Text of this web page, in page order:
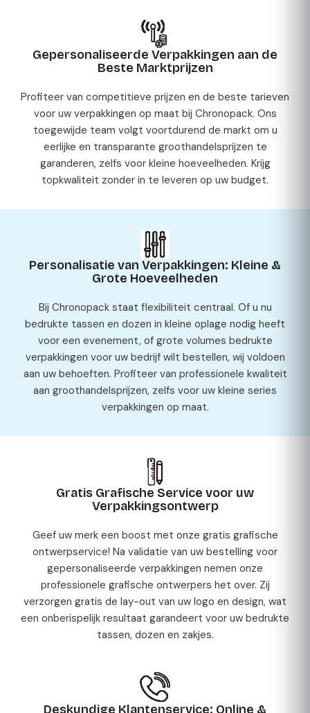
Gepersonaliseerde Verpakkingen aan de
Beste Marktprijzen
Profiteer van competitieve prijzen en de beste tarieven
voor uw verpakkingen op maat bij Chronopack. Ons
toegewijde team volgt voortdurend de markt om u
eerlijke en transparante groothandelsprijzen te
garanderen, zelfs voor kleine hoeveelheden. Krijg
topkwaliteit zonder in te leveren op uw budget.
Personalisatie van Verpakkingen: Kleine &
Grote Hoeveelheden
Bij Chronopack staat flexibiliteit centraal. Of u nu
bedrukte tassen en dozen in kleine oplage nodig heeft
voor een evenement, of grote volumes bedrukte
verpakkingen voor uw bedrijf wilt bestellen, wij voldoen
aan uw behoeften. Profiteer van professionele kwaliteit
aan groothandelsprijzen, zelfs voor uw kleine series
verpakkingen op maat.
Gratis Grafische Service voor uw
Verpakkingsontwerp
Geef uw merk een boost met onze gratis grafische
ontwerpservice! Na validatie van uw bestelling voor
gepersonaliseerde verpakkingen nemen onze
professionele grafische ontwerpers het over. Zij
verzorgen gratis de lay-out van uw logo en design, wat
een onberispelijk resultaat garandeert voor uw bedrukte
tassen, dozen en zakjes.
Deskundige Klantenservice: Online &